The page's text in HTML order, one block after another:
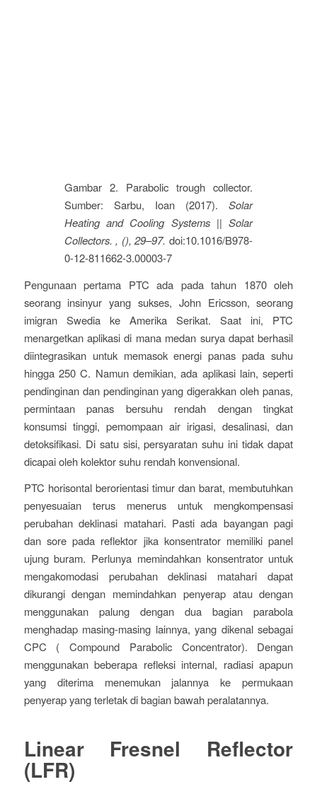
Gambar 2. Parabolic trough collector.
Sumber: Sarbu, Ioan (2017). Solar
Heating and Cooling Systems || Solar
Collectors. , (), 29–97. doi:10.1016/B978-
0-12-811662-3.00003-7
Pengunaan pertama PTC ada pada tahun 1870 oleh
seorang insinyur yang sukses, John Ericsson, seorang
imigran Swedia ke Amerika Serikat. Saat ini, PTC
menargetkan aplikasi di mana medan surya dapat berhasil
diintegrasikan untuk memasok energi panas pada suhu
hingga 250 C. Namun demikian, ada aplikasi lain, seperti
pendinginan dan pendinginan yang digerakkan oleh panas,
permintaan panas bersuhu rendah dengan tingkat
konsumsi tinggi, pemompaan air irigasi, desalinasi, dan
detoksifikasi. Di satu sisi, persyaratan suhu ini tidak dapat
dicapai oleh kolektor suhu rendah konvensional.
PTC horisontal berorientasi timur dan barat, membutuhkan
penyesuaian terus menerus untuk mengkompensasi
perubahan deklinasi matahari. Pasti ada bayangan pagi
dan sore pada reflektor jika konsentrator memiliki panel
ujung buram. Perlunya memindahkan konsentrator untuk
mengakomodasi perubahan deklinasi matahari dapat
dikurangi dengan memindahkan penyerap atau dengan
menggunakan palung dengan dua bagian parabola
menghadap masing-masing lainnya, yang dikenal sebagai
CPC ( Compound Parabolic Concentrator). Dengan
menggunakan beberapa refleksi internal, radiasi apapun
yang diterima menemukan jalannya ke permukaan
penyerap yang terletak di bagian bawah peralatannya.
Linear Fresnel Reflector
(LFR)